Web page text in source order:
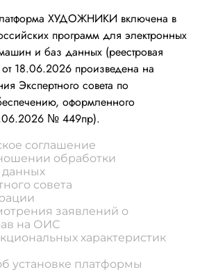
ХУДОЖНИКИ включена в
программ для электронных
и баз данных (реестровая
18.06.2026 произведена на
Экспертного совета по
оформленного
№ 449пр).
соглашение
обработки
данных
совета
заявлений о
на ОИС
характеристик
установке платформы